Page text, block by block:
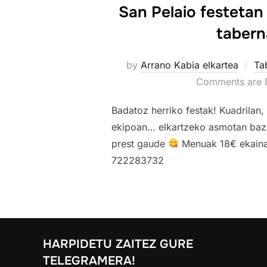
San Pelaio
by Arrano Kabia elkartea
Comments are
Badatoz herriko festak!
ekipoan… elkartzeko asmotan
prest gaude
Menuak 18€
722283732
HARPIDETU ZAITEZ GURE
TELEGRAMERA!